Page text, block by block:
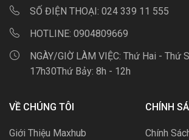
SỐ ĐIỆN THOẠI: 024 339 11 555
HOTLINE: 0904809669
NGÀY/GIỜ LÀM VIỆC: Thứ Hai - Thứ
17h30Thứ Bảy: 8h - 12h
VỀ CHÚNG TÔI
Giới Thiệu Maxhub
CHÍNH
Chính